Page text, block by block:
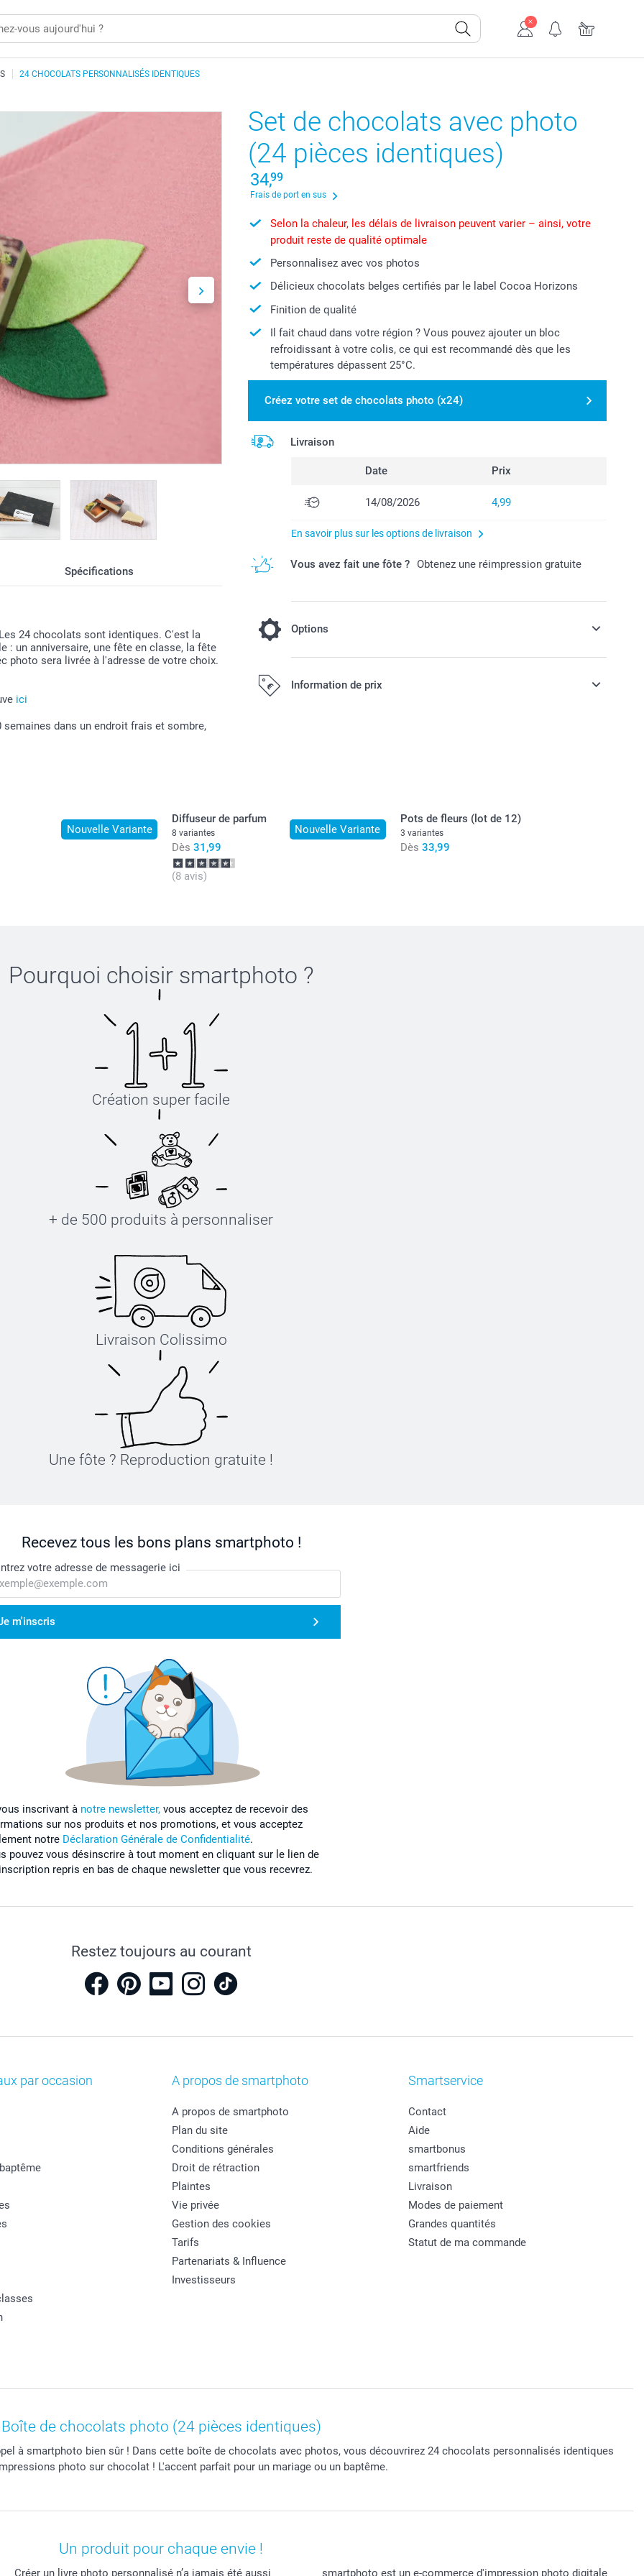
24 CHOCOLATS PERSONNALISÉS IDENTIQUES
Spécifications
24 chocolats sont identiques. C'est la
un anniversaire, une fête en classe, la fête
photo sera livrée à l'adresse de votre choix.
ici
dans un endroit frais et sombre,
Set de chocolats avec photo
(24 pièces identiques)
34,99
Frais de port en sus
Selon la chaleur, les délais de livraison peuvent varier – ainsi, votre
produit reste de qualité optimale
Personnalisez avec vos photos
Délicieux chocolats belges certifiés par le label Cocoa Horizons
Finition de qualité
Il fait chaud dans votre région ? Vous pouvez ajouter un bloc
refroidissant à votre colis, ce qui est recommandé dès que les
températures dépassent 25°C.
Créez votre set de chocolats photo (x24)
Livraison
Date Prix
14/08/2026 4,99
En savoir plus sur les options de livraison
Vous avez fait une fôte ? Obtenez une réimpression gratuite
Options
Gardez-le au frais s'il voyage au chaud
Information de prix
Nouvelle Variante Nouvelle Variante
Diffuseur de parfum
8 variantes
Dès 31,99
(8 avis)
Pots de fleurs (lot de 12)
3 variantes
Dès 33,99
Pourquoi choisir smartphoto ?
Création super facile
+ de 500 produits à personnaliser
Livraison Colissimo
Une fôte ? Reproduction gratuite !
Recevez tous les bons plans smartphoto !
votre adresse de messagerie ici
m'inscris
inscrivant à notre newsletter, vous acceptez de recevoir des
sur nos produits et nos promotions, et vous acceptez
notre Déclaration Générale de Confidentialité.
pouvez vous désinscrire à tout moment en cliquant sur le lien de
repris en bas de chaque newsletter que vous recevrez.
Restez toujours au courant
par occasion A propos de smartphoto
A propos de smartphoto
Plan du site
Conditions générales
Droit de rétraction
Plaintes
Vie privée
Gestion des cookies
Tarifs
Partenariats & Influence
Investisseurs
Smartservice
Contact
Aide
smartbonus
smartfriends
Livraison
Modes de paiement
Grandes quantités
Statut de ma commande
Boîte de chocolats photo (24 pièces identiques)
à smartphoto bien sûr ! Dans cette boîte de chocolats avec photos, vous découvrirez 24 chocolats personnalisés identiques
photo sur chocolat ! L'accent parfait pour un mariage ou un baptême.
Un produit pour chaque envie !
Créer un livre photo personnalisé n’a jamais été aussi smartphoto est un e-commerce d'impression photo digitale